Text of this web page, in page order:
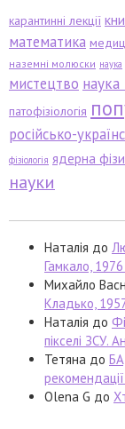
карантинні лекції
математика
наземні молюски наука
мистецтво наука
патофізіологія
російсько-
фізіологія ядерна
науки
Наталія до
Гамкало,
Михайло
Кладько,
Наталія до
пікселі ЗСУ.
Тетяна до
Olena G до